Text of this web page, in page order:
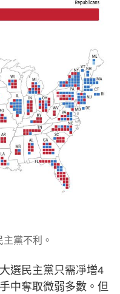
黨不利。
選民主黨只需凈增4
中奪取微弱多數。但